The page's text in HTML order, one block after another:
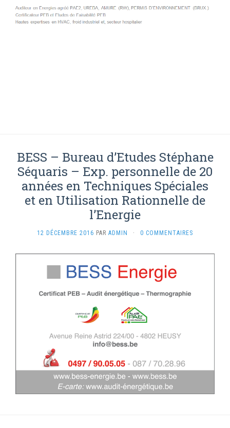
BESS – Bureau d’Etudes Stéphane
Séquaris – Exp. personnelle de 20
années en Techniques Spéciales
et en Utilisation Rationnelle de
l’Energie
12 DÉCEMBRE 2016 PAR ADMIN · 0 COMMENTAIRES